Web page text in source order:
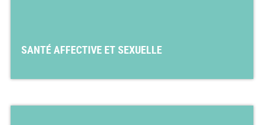
SANTÉ AFFECTIVE ET SEXUELLE